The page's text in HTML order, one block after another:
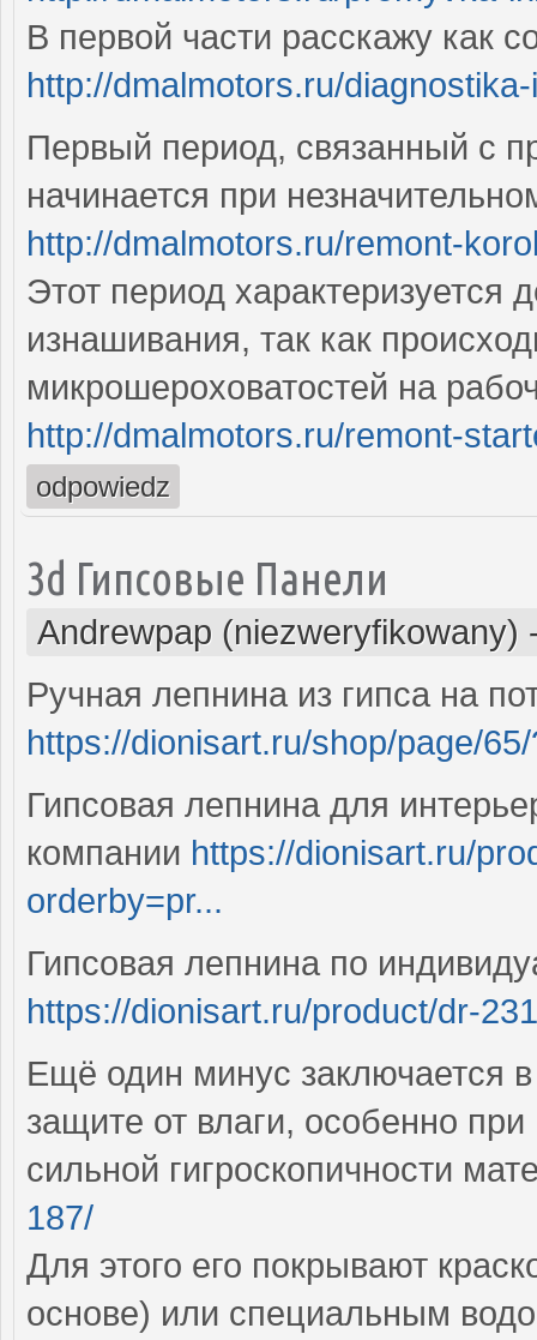
В первой части расскажу как
http://dmalmotors.ru/
Первый период, связанный с
начинается при
http://dmalmotors.ru/remont-
Этот период
изнашивания, так как
микрошероховатостей на
http://dmalmotors.ru/remont-
odpowiedz
3d Гипсовые Панели
Andrewpap (niezweryfikowany)
Ручная лепнина из гипса на
https://dionisart.ru/shop/page/
Гипсовая лепнина для
компании https://dionisart.ru/
orderby=pr...
Гипсовая лепнина по
https://dionisart.ru/product/dr-
Ещё один минус заключается
защите от влаги, особенно
сильной гигроскопичности
187/
Для этого его покрывают
основе) или специальным